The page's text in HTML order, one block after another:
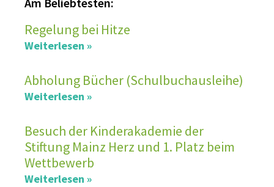
Regelung bei Hitze
Weiterlesen »
Abholung Bücher (Schulbuchausleihe)
Weiterlesen »
Besuch der Kinderakademie der
Stiftung Mainz Herz und 1. Platz beim
Wettbewerb
Weiterlesen »